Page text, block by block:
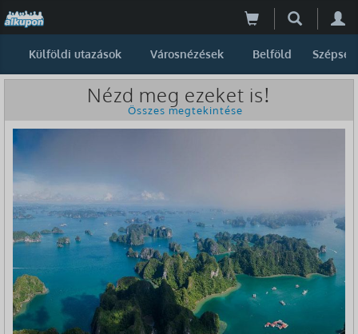
Külföldi utazások Városnézések Belföld Szépség
Nézd meg ezeket is!
Összes megtekintése